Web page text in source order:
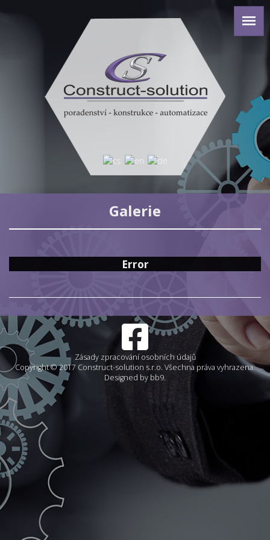
Galerie
Error
Zásady zpracování osobních údajů
Copyright © 2017 Construct-solution s.r.o. Všechna práva vyhrazena.
Designed by bb9.